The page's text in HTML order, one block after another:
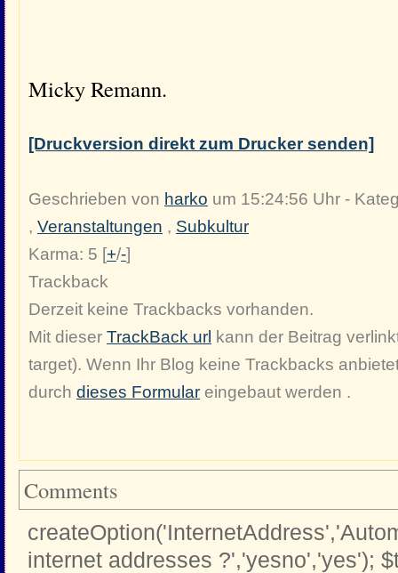
Micky Remann.
[Druckversion direkt zum Drucker senden]
Geschrieben von harko um 15:24:56 Uhr -
, Veranstaltungen , Subkultur
Karma: 5 [+/-]
Trackback
Derzeit keine Trackbacks vorhanden.
Mit dieser TrackBack url kann der Beitrag
target). Wenn Ihr Blog keine Trackbacks
durch dieses Formular eingebaut werden .
Comments
internet addresses ?','yesno','yes');